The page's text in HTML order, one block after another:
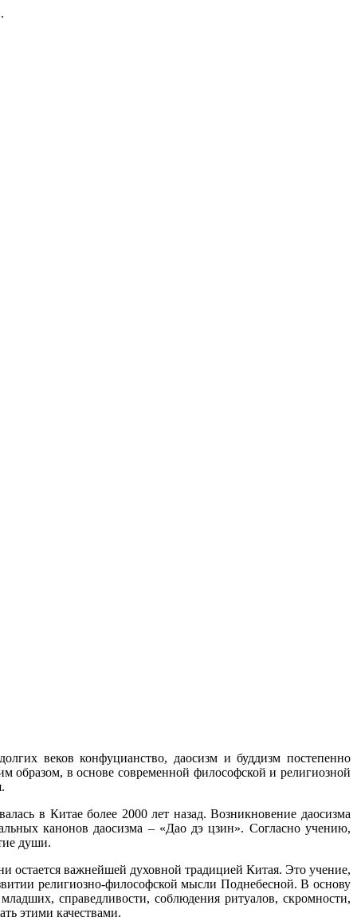
веков конфуцианство, даосизм и буддизм постепенно
образом, в основе современной философской и религиозной
в Китае более 2000 лет назад. Возникновение даосизма
канонов даосизма – «Дао дэ цзин». Согласно учению,
души.
остается важнейшей духовной традицией Китая. Это учение,
религиозно-философской мысли Поднебесной. В основу
справедливости, соблюдения ритуалов, скромности,
этими качествами.